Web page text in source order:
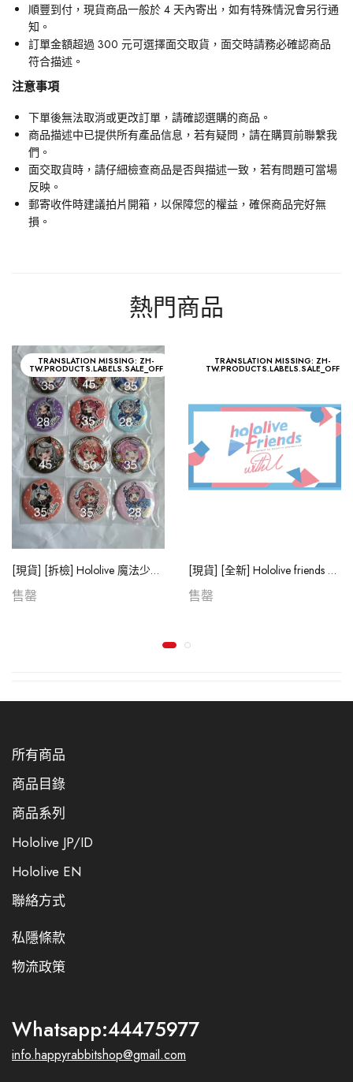
順豐到付，現貨商品一般於 4 天內寄出，如有特殊情況會另行通
知。
訂單金額超過 300 元可選擇面交取貨，面交時請務必確認商品
符合描述。
注意事項
下單後無法取消或更改訂單，請確認選購的商品。
商品描述中已提供所有產品信息，若有疑問，請在購買前聯繫我
們。
面交取貨時，請仔細檢查商品是否與描述一致，若有問題可當場
反映。
郵寄收件時建議拍片開箱，以保障您的權益，確保商品完好無
損。
熱門商品
TRANSLATION MISSING: ZH-
TW.PRODUCTS.LABELS.SALE_OFF
[現貨] [拆檢] Hololive 魔法少女衣装 徽章
售罄
TRANSLATION MISSING: ZH-
TW.PRODUCTS.LABELS.SALE_OFF
[現貨] [全新] Hololive friends with you 公仔 (購買3隻或以上時，每隻優惠$15)
售罄
所有商品
商品目錄
商品系列
Hololive JP/ID
Hololive EN
聯絡方式
私隱條款
物流政策
Whatsapp:44475977
info.happyrabbitshop@gmail.com